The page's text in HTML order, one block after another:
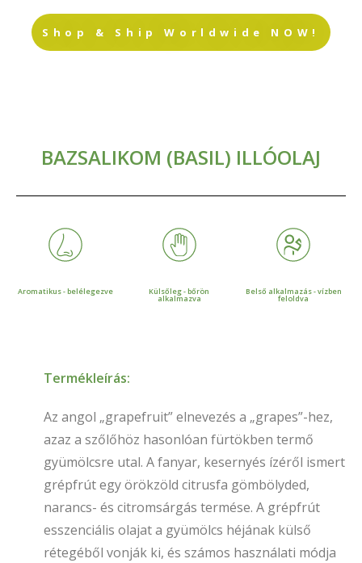
Shop & Ship Worldwide NOW!
BAZSALIKOM (BASIL) ILLÓOLAJ
Aromatikus - belélegezve Külsőleg - bőrön
alkalmazva
Belső alkalmazás - vízben
feloldva
Termékleírás:
Az angol „grapefruit” elnevezés a „grapes”-hez,
azaz a szőlőhöz hasonlóan fürtökben termő
gyümölcsre utal. A fanyar, kesernyés ízéről ismert
grépfrút egy örökzöld citrusfa gömbölyded,
narancs- és citromsárgás termése. A grépfrút
esszenciális olajat a gyümölcs héjának külső
rétegéből vonják ki, és számos használati módja